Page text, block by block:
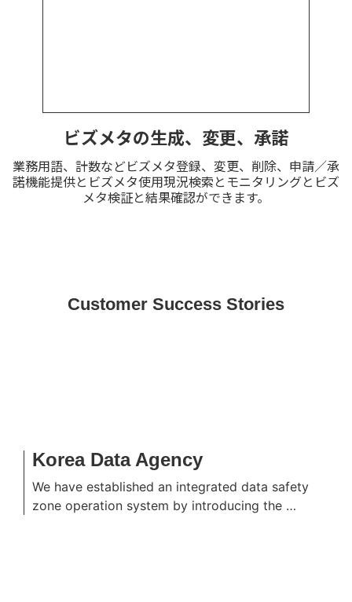
ビズメタの生成、変更、承諾
業務用語、計数などビズメタ登録、変更、削除、申請／承
諾機能提供とビズメタ使用現況検索とモニタリングとビズ
メタ検証と結果確認ができます。
Customer Success Stories
Korea Data Agency
We have established an integrated data safety
zone operation system by introducing the …